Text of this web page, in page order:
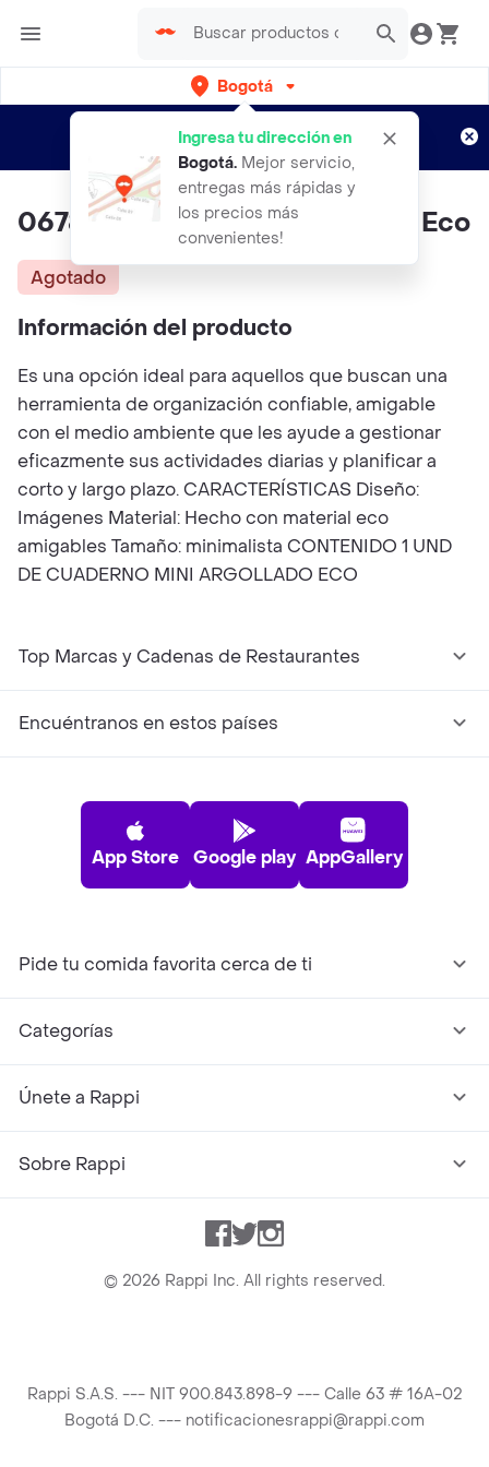
Bogotá
Ingresa tu dirección en
Bogotá. Mejor servicio,
entregas más rápidas y
los precios más
convenientes!
envíos gratis por semanas
Aplican TyC
0678-cuaderno Mini Argollado Eco
Agotado
Información del producto
Es una opción ideal para aquellos que buscan una
herramienta de organización confiable, amigable
con el medio ambiente que les ayude a gestionar
eficazmente sus actividades diarias y planificar a
corto y largo plazo. CARACTERÍSTICAS Diseño:
Imágenes Material: Hecho con material eco
amigables Tamaño: minimalista CONTENIDO 1 UND
DE CUADERNO MINI ARGOLLADO ECO
Top Marcas y Cadenas de Restaurantes
Encuéntranos en estos países
App Store Google play AppGallery
Pide tu comida favorita cerca de ti
Categorías
Únete a Rappi
Sobre Rappi
Facebook
TwitterInstagram
© 2026 Rappi Inc. All rights reserved.
Rappi S.A.S. --- NIT 900.843.898-9 --- Calle 63 # 16A-02
Bogotá D.C. --- notificacionesrappi@rappi.com